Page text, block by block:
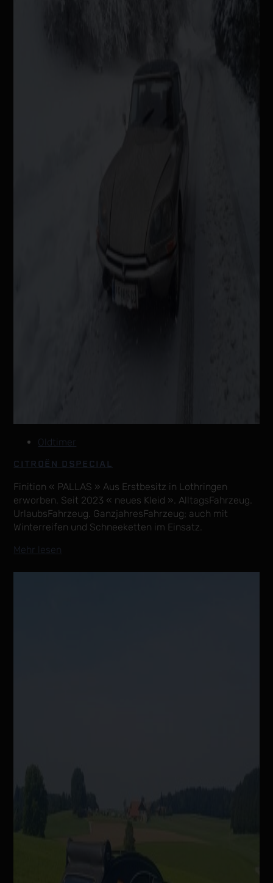
Oldtimer
CITROËN DSPECIAL
Finition « PALLAS » Aus Erstbesitz in Lothringen
erworben. Seit 2023 « neues Kleid ». AlltagsFahrzeug.
UrlaubsFahrzeug. GanzjahresFahrzeug; auch mit
Winterreifen und Schneeketten im Einsatz.
Mehr lesen